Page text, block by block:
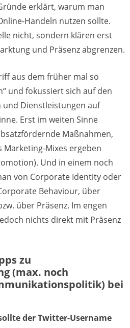
erklärt, warum man
Handeln nutzen sollte.
nicht, sondern klären erst
und Präsenz abgrenzen.
aus dem früher mal so
und fokussiert sich auf den
und Dienstleistungen auf
Erst im weiten Sinne
Maßnahmen,
Marketing-Mixes ergeben
Und in einem noch
von Corporate Identity oder
Behaviour, über
über Präsenz. Im engen
nichts direkt mit Präsenz
zu
(max. noch
bei
der Twitter-Username